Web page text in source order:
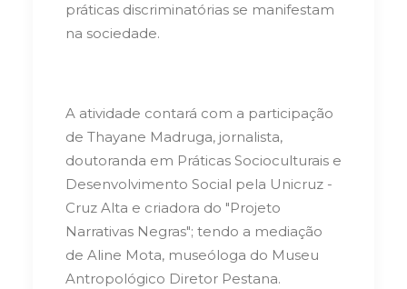
práticas discriminatórias se manifestam
na sociedade.
A atividade contará com a participação
de Thayane Madruga, jornalista,
doutoranda em Práticas Socioculturais e
Desenvolvimento Social pela Unicruz -
Cruz Alta e criadora do "Projeto
Narrativas Negras"; tendo a mediação
de Aline Mota, museóloga do Museu
Antropológico Diretor Pestana.